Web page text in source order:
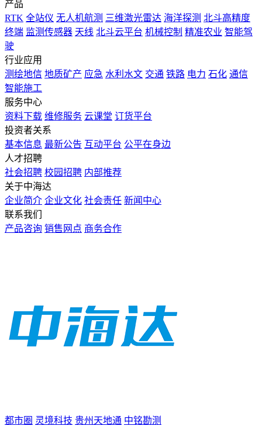
产品
RTK 全站仪 无人机航测 三维激光雷达 海洋探测 北斗高精度
终端 监测传感器 天线 北斗云平台 机械控制 精准农业 智能驾
驶
行业应用
测绘地信 地质矿产 应急 水利水文 交通 铁路 电力 石化 通信
智能施工
服务中心
资料下载 维修服务 云课堂 订货平台
投资者关系
基本信息 最新公告 互动平台 公平在身边
人才招聘
社会招聘 校园招聘 内部推荐
关于中海达
企业简介 企业文化 社会责任 新闻中心
联系我们
产品咨询 销售网点 商务合作
都市圈 灵境科技 贵州天地通 中铭勘测